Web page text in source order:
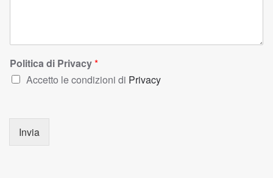
Politica di Privacy*
Accetto le condizioni di Privacy
Invia